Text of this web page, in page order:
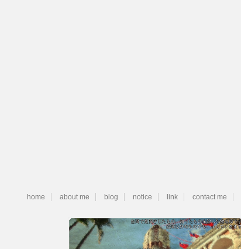
home about me blog notice link contact me